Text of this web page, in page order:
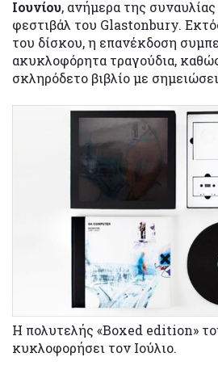
Ιουνίου, ανήμερα της
φεστιβάλ του Glastonbury.
του δίσκου, η επανέκδοση
ακυκλοφόρητα τραγούδια,
σκληρόδετο βιβλίο με
Η πολυτελής «Boxed edition»
κυκλοφορήσει τον Ιούλιο.